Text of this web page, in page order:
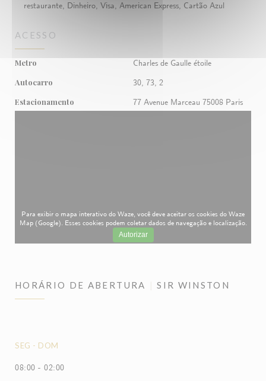
restaurante, Dinheiro, Visa, American Express, Cartão Azul
ACESSO
Metro Charles de Gaulle étoile
Autocarro 30, 73, 2
Estacionamento 77 Avenue Marceau 75008 Paris
Para exibir o mapa interativo do Waze, você deve aceitar os cookies do Waze
Map (Google). Esses cookies podem coletar dados de navegação e localização.
Autorizar
HORÁRIO DE ABERTURA SIR WINSTON
SEG - DOM
08:00 - 02:00